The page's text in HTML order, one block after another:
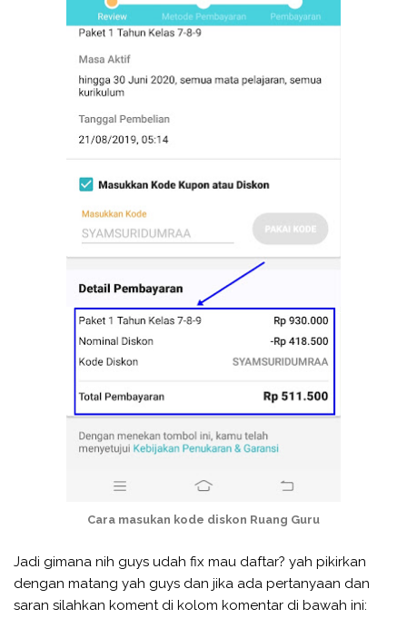
Cara masukan kode diskon Ruang Guru
Jadi gimana nih guys udah fix mau daftar? yah pikirkan
dengan matang yah guys dan jika ada pertanyaan dan
saran silahkan koment di kolom komentar di bawah ini: